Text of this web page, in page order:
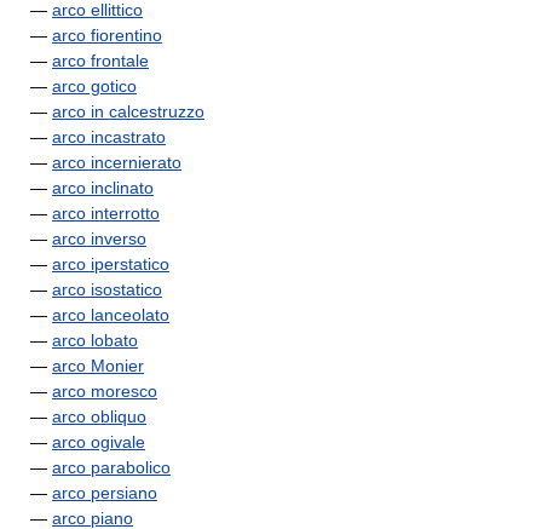
— arco ellittico
— arco fiorentino
— arco frontale
— arco gotico
— arco in calcestruzzo
— arco incastrato
— arco incernierato
— arco inclinato
— arco interrotto
— arco inverso
— arco iperstatico
— arco isostatico
— arco lanceolato
— arco lobato
— arco Monier
— arco moresco
— arco obliquo
— arco ogivale
— arco parabolico
— arco persiano
— arco piano